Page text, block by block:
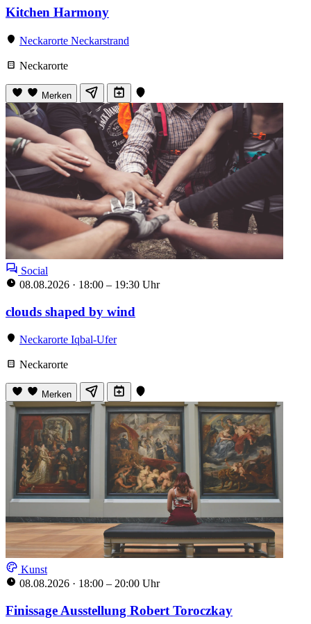
Kitchen Harmony
Neckarorte Neckarstrand
Neckarorte
Merken
Social
08.08.2026 · 18:00 – 19:30 Uhr
clouds shaped by wind
Neckarorte Iqbal-Ufer
Neckarorte
Merken
Kunst
08.08.2026 · 18:00 – 20:00 Uhr
Finissage Ausstellung Robert Toroczkay